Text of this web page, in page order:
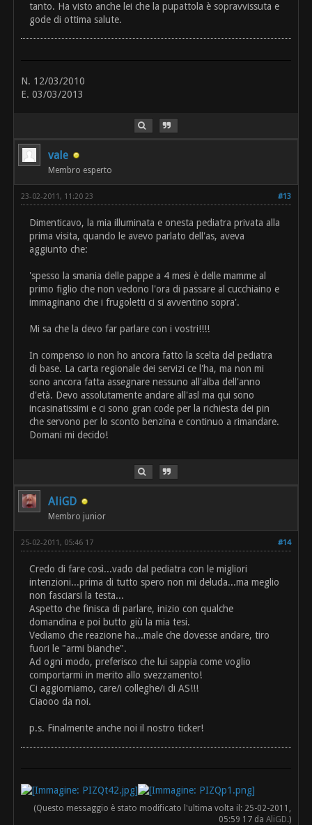
tanto. Ha visto anche lei che la pupattola è sopravvissuta e
gode di ottima salute.
N. 12/03/2010
E. 03/03/2013
vale
Membro esperto
#13
23-02-2011, 11:20 23
Dimenticavo, la mia illuminata e onesta pediatra privata alla
prima visita, quando le avevo parlato dell'as, aveva
aggiunto che:
'spesso la smania delle pappe a 4 mesi è delle mamme al
primo figlio che non vedono l'ora di passare al cucchiaino e
immaginano che i frugoletti ci si avventino sopra'.
Mi sa che la devo far parlare con i vostri!!!!
In compenso io non ho ancora fatto la scelta del pediatra
di base. La carta regionale dei servizi ce l'ha, ma non mi
sono ancora fatta assegnare nessuno all'alba dell'anno
d'età. Devo assolutamente andare all'asl ma qui sono
incasinatissimi e ci sono gran code per la richiesta dei pin
che servono per lo sconto benzina e continuo a rimandare.
Domani mi decido!
AliGD
Membro junior
#14
25-02-2011, 05:46 17
Credo di fare così...vado dal pediatra con le migliori
intenzioni...prima di tutto spero non mi deluda...ma meglio
non fasciarsi la testa...
Aspetto che finisca di parlare, inizio con qualche
domandina e poi butto giù la mia tesi.
Vediamo che reazione ha...male che dovesse andare, tiro
fuori le "armi bianche".
Ad ogni modo, preferisco che lui sappia come voglio
comportarmi in merito allo svezzamento!
Ci aggiorniamo, care/i colleghe/i di AS!!!
Ciaooo da noi.
p.s. Finalmente anche noi il nostro ticker!
(Questo messaggio è stato modificato l'ultima volta il: 25-02-2011,
05:59 17 da AliGD.)